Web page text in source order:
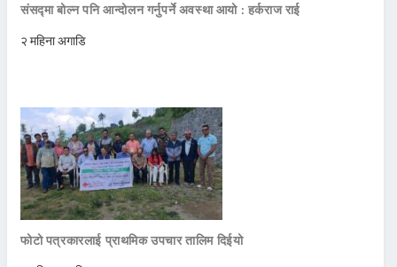
संसद्मा बोल्न पनि आन्दोलन गर्नुपर्ने अवस्था आयो : हर्कराज राई
२ महिना अगाडि
फोटो पत्रकारलाई प्राथमिक उपचार तालिम दिईयो